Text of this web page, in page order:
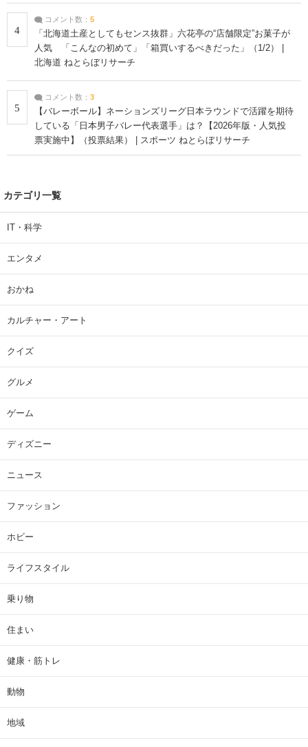
4
コメント数： 5
「北海道土産としてもセンス抜群」六花亭の“店舗限定”お菓子が
人気 「こんなの初めて」「箱買いするべきだった」（1/2） |
北海道 ねとらぼリサーチ
5
コメント数： 3
【バレーボール】ネーションズリーグ日本ラウンドで活躍を期待
している「日本男子バレー代表選手」は？【2026年版・人気投
票実施中】（投票結果） | スポーツ ねとらぼリサーチ
カテゴリ一覧
IT・科学
エンタメ
おかね
カルチャー・アート
クイズ
グルメ
ゲーム
ディズニー
ニュース
ファッション
ホビー
ライフスタイル
乗り物
住まい
健康・筋トレ
動物
地域